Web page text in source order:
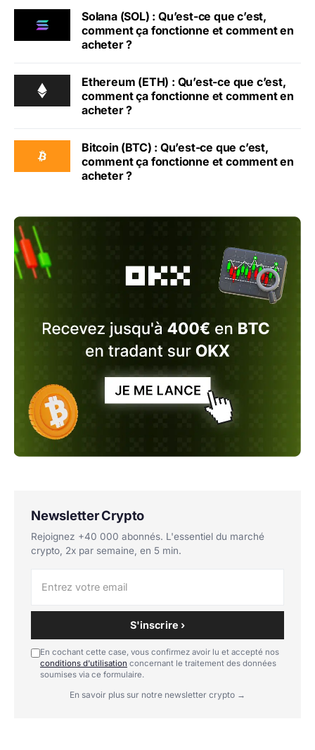
Solana (SOL) : Qu’est-ce que c’est,
comment ça fonctionne et comment en
acheter ?
Ethereum (ETH) : Qu’est-ce que c’est,
comment ça fonctionne et comment en
acheter ?
Bitcoin (BTC) : Qu’est-ce que c’est,
comment ça fonctionne et comment en
acheter ?
Newsletter Crypto
Rejoignez +40 000 abonnés. L'essentiel du marché
crypto, 2x par semaine, en 5 min.
S'inscrire ›
En cochant cette case, vous confirmez avoir lu et accepté nos
conditions d'utilisation concernant le traitement des données
soumises via ce formulaire.
En savoir plus sur notre newsletter crypto →